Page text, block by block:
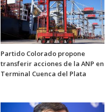
Partido Colorado propone
transferir acciones de la ANP en
Terminal Cuenca del Plata